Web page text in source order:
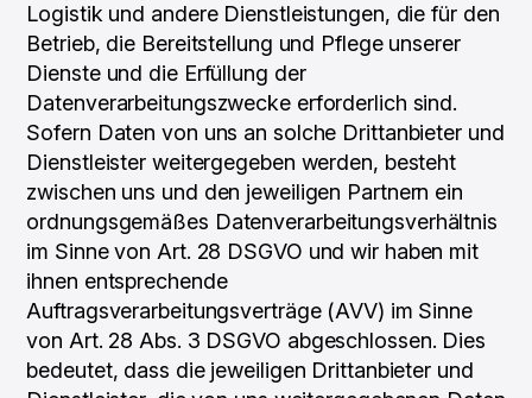
Logistik und andere Dienstleistungen, die für den
Betrieb, die Bereitstellung und Pflege unserer
Dienste und die Erfüllung der
Datenverarbeitungszwecke erforderlich sind.
Sofern Daten von uns an solche Drittanbieter und
Dienstleister weitergegeben werden, besteht
zwischen uns und den jeweiligen Partnern ein
ordnungsgemäßes Datenverarbeitungsverhältnis
im Sinne von Art. 28 DSGVO und wir haben mit
ihnen entsprechende
Auftragsverarbeitungsverträge (AVV) im Sinne
von Art. 28 Abs. 3 DSGVO abgeschlossen. Dies
bedeutet, dass die jeweiligen Drittanbieter und